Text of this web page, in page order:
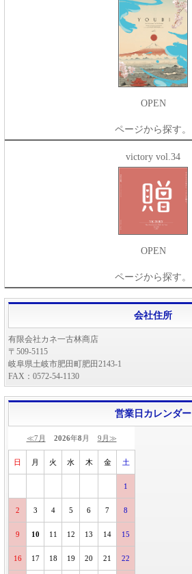
OPEN
ページから探す。
victory vol.34
OPEN
ページから探す。
会社住所
有限会社カネ一古林商店
〒509-5115
岐阜県土岐市肥田町肥田2143-1
FAX：0572-54-1130
営業日カレンダー
≪7月 2026年8 月 9月≫
日 月 火 水 木 金 土
1
2 3 4 5 6 7 8
9 10 11 12 13 14 15
16 17 18 19 20 21 22